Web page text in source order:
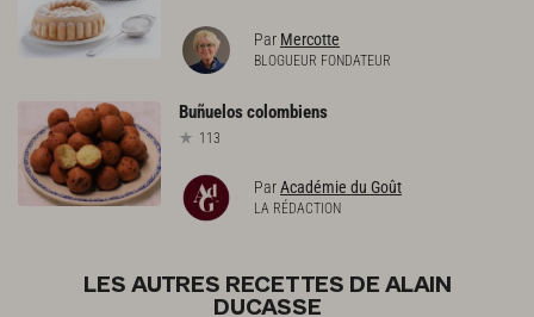
Par Mercotte
BLOGUEUR FONDATEUR
Buñueloscolombiens
113
ParAcadémie du Goût
LA RÉDACTION
LES AUTRES RECETTES DE ALAIN
DUCASSE